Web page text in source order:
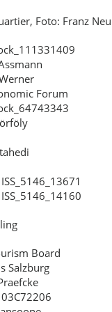
Foto: Franz
Forum
Board
Salzburg